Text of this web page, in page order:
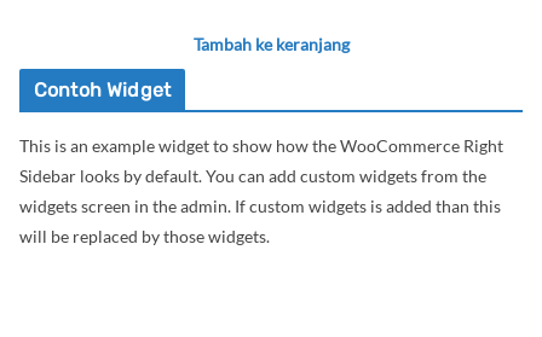
Tambah ke keranjang
Contoh Widget
This is an example widget to show how the WooCommerce Right
Sidebar looks by default. You can add custom widgets from the
widgets screen in the admin. If custom widgets is added than this
will be replaced by those widgets.